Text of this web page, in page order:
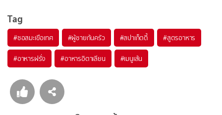
Tag
#ซอสมะเขือเทศ #ผู้ชายก้นครัว #สปาเก็ตตี้ #สูตรอาหาร
#อาหารฝรั่ง #อาหารอิตาเลียน #เมนูเส้น